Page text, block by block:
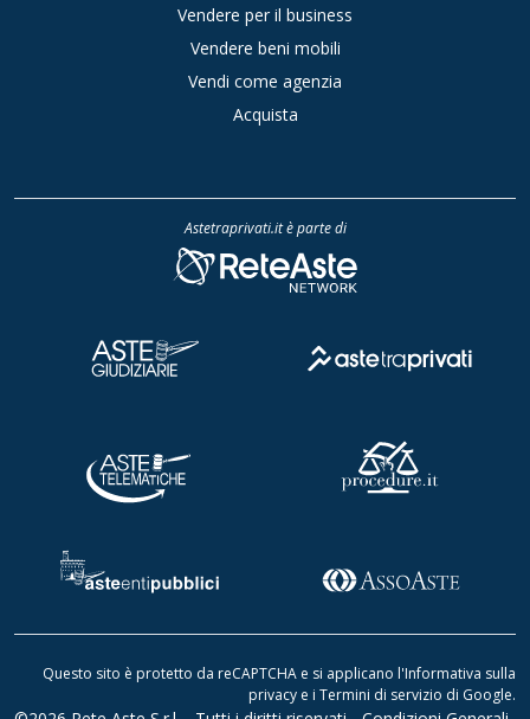
Vendere per il business
Vendere beni mobili
Vendi come agenzia
Acquista
Astetraprivati.it è parte di
Questo sito è protetto da reCAPTCHA e si applicano l'Informativa sulla
privacy e i Termini di servizio di Google.